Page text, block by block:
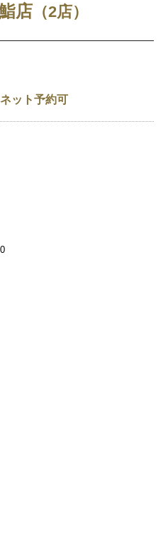
店 （2店）
ット予約可